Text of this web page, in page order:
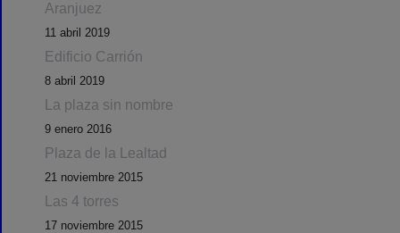
Aranjuez
11 abril 2019
Edificio Carrión
8 abril 2019
La plaza sin nombre
9 enero 2016
Plaza de la Lealtad
21 noviembre 2015
Las 4 torres
17 noviembre 2015